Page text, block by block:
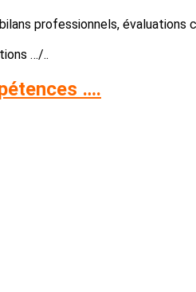
professionnels,
…/..
….